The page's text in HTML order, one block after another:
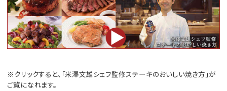
※クリックすると、「米澤文雄シェフ監修ステーキのおいしい焼き方」が
ご覧になれます。